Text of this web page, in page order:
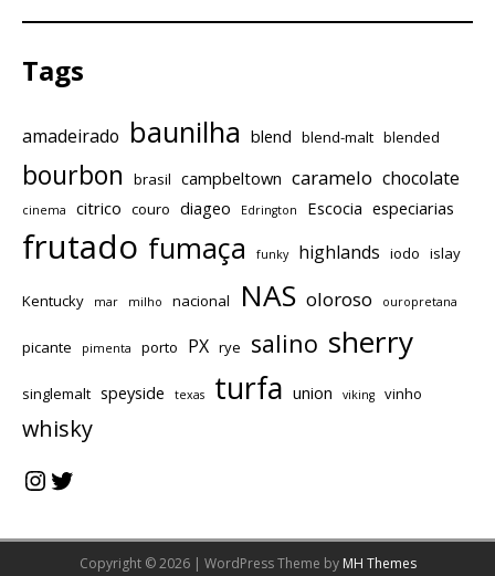
Tags
amadeirado baunilha blend blend-malt blended
bourbon brasil campbeltown caramelo chocolate
cinema citrico couro diageo Edrington Escocia especiarias
frutado fumaça funky highlands iodo islay
Kentucky mar milho nacional NAS oloroso ouropretana
picante pimenta porto PX rye salino sherry
singlemalt speyside texas turfa union viking vinho
whisky
Copyright © 2026 | WordPress Theme by MH Themes